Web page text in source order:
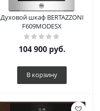
Духовой шкаф BERTAZZONI
F609MODESX
104 900руб.
В корзину